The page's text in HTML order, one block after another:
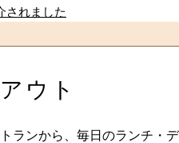
ウト
ランから、毎日のランチ・デ